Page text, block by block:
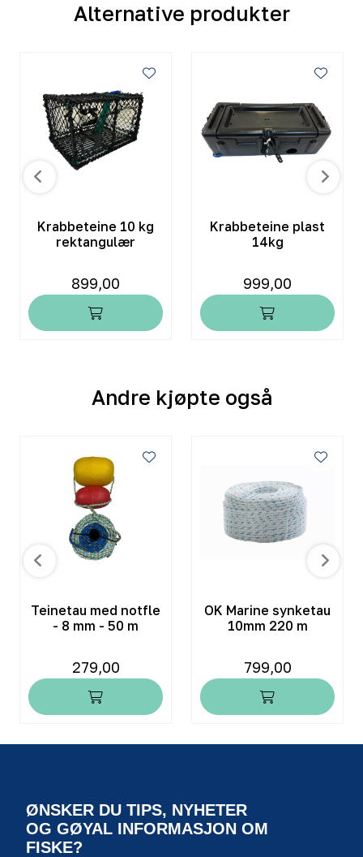
Alternative produkter
Krabbeteine 10 kg
rektangulær
899,00
Krabbeteine plast
14kg
999,00
Andre kjøpte også
Teinetau med notfle
- 8 mm - 50 m
279,00
OK Marine synketau
10mm 220 m
799,00
ØNSKER DU TIPS, NYHETER
OG GØYAL INFORMASJON OM
FISKE?